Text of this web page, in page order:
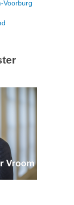
Voorburg